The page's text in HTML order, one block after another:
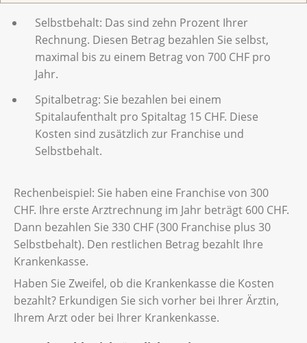
Selbstbehalt: Das sind zehn Prozent Ihrer
Rechnung. Diesen Betrag bezahlen Sie selbst,
maximal bis zu einem Betrag von 700 CHF pro
Jahr.
Spitalbetrag: Sie bezahlen bei einem
Spitalaufenthalt pro Spitaltag 15 CHF. Diese
Kosten sind zusätzlich zur Franchise und
Selbstbehalt.
Rechenbeispiel: Sie haben eine Franchise von 300
CHF. Ihre erste Arztrechnung im Jahr beträgt 600 CHF.
Dann bezahlen Sie 330 CHF (300 Franchise plus 30
Selbstbehalt). Den restlichen Betrag bezahlt Ihre
Krankenkasse.
Haben Sie Zweifel, ob die Krankenkasse die Kosten
bezahlt? Erkundigen Sie sich vorher bei Ihrer Ärztin,
Ihrem Arzt oder bei Ihrer Krankenkasse.